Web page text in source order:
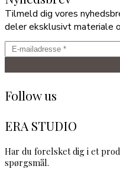
Tilmeld dig vores
deler eksklusivt materiale
Follow us
ERA STUDIO
Har du forelsket dig i et
spørgsmål.